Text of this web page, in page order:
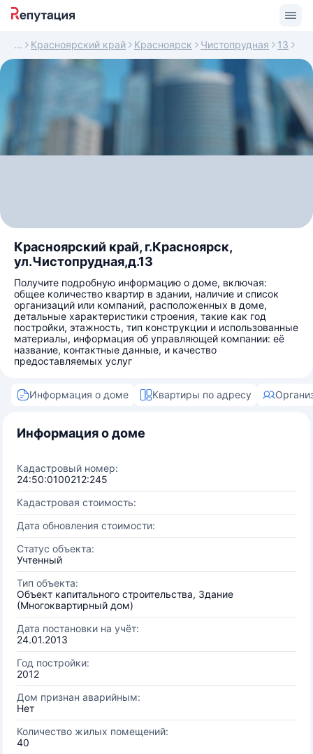
Красноярский край Красноярск Чистопрудная 13
Красноярский край, г.Красноярск,
ул.Чистопрудная,д.13
Получите подробную информацию о доме, включая:
общее количество квартир в здании, наличие и список
организаций или компаний, расположенных в доме,
детальные характеристики строения, такие как год
постройки, этажность, тип конструкции и использованные
материалы, информация об управляющей компании: её
название, контактные данные, и качество
предоставляемых услуг
Информация о доме Квартиры по адресу
Информация о доме
Кадастровый номер:
24:50:0100212:245
Кадастровая стоимость:
Дата обновления стоимости:
Статус объекта:
Учтенный
Тип объекта:
Объект капитального строительства, Здание
(Многоквартирный дом)
Дата постановки на учёт:
24.01.2013
Год постройки:
2012
Дом признан аварийным:
Нет
Количество жилых помещений:
40